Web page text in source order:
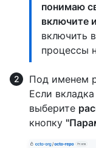
понимаю
включите
включить
процессы
Под именем
Если
выберите
кнопку